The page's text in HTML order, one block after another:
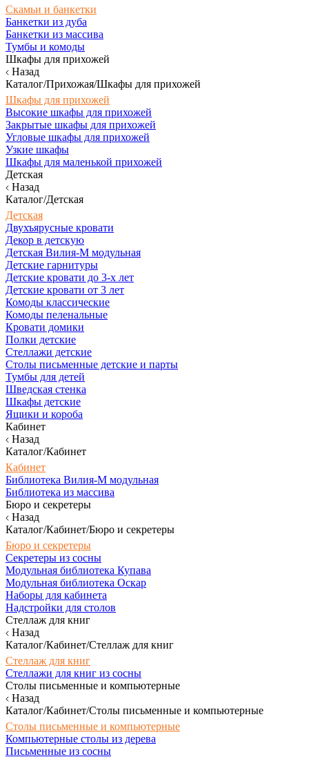
Скамьи и банкетки
Банкетки из дуба
Банкетки из массива
Тумбы и комоды
Шкафы для прихожей
Назад
Каталог/Прихожая/Шкафы для прихожей
Шкафы для прихожей
Высокие шкафы для прихожей
Закрытые шкафы для прихожей
Угловые шкафы для прихожей
Узкие шкафы
Шкафы для маленькой прихожей
Детская
Назад
Каталог/Детская
Детская
Двухъярусные кровати
Декор в детскую
Детская Вилия-М модульная
Детские гарнитуры
Детские кровати до 3-х лет
Детские кровати от 3 лет
Комоды классические
Комоды пеленальные
Кровати домики
Полки детские
Стеллажи детские
Столы письменные детские и парты
Тумбы для детей
Шведская стенка
Шкафы детские
Ящики и короба
Кабинет
Назад
Каталог/Кабинет
Кабинет
Библиотека Вилия-М модульная
Библиотека из массива
Бюро и секретеры
Назад
Каталог/Кабинет/Бюро и секретеры
Бюро и секретеры
Секретеры из сосны
Модульная библиотека Купава
Модульная библиотека Оскар
Наборы для кабинета
Надстройки для столов
Стеллаж для книг
Назад
Каталог/Кабинет/Стеллаж для книг
Стеллаж для книг
Стеллажи для книг из сосны
Столы письменные и компьютерные
Назад
Каталог/Кабинет/Столы письменные и компьютерные
Столы письменные и компьютерные
Компьютерные столы из дерева
Письменные из сосны